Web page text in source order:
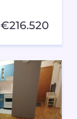
€216.520